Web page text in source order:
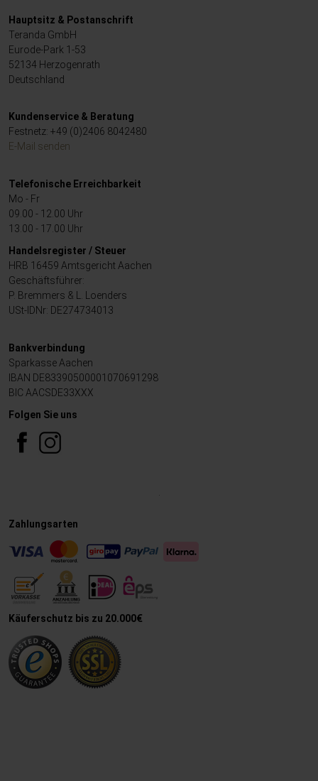
Hauptsitz & Postanschrift
Teranda GmbH
Eurode-Park 1-53
52134 Herzogenrath
Deutschland
Kundenservice & Beratung
Festnetz: +49 (0)2406 8042480
E-Mail senden
Telefonische Erreichbarkeit
Mo - Fr
09.00 - 12.00 Uhr
13.00 - 17.00 Uhr
Handelsregister / Steuer
HRB 16459 Amtsgericht Aachen
Geschäftsführer:
P. Bremmers & L. Loenders
USt-IDNr: DE274734013
Bankverbindung
Sparkasse Aachen
IBAN DE83390500001070691298
BIC AACSDE33XXX
Folgen Sie uns
Zahlungsarten
Käuferschutz bis zu 20.000€